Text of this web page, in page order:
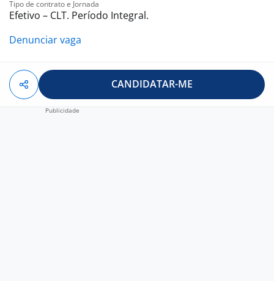
Tipo de contrato e Jornada
Efetivo – CLT. Período Integral.
Denunciar vaga
CANDIDATAR-ME